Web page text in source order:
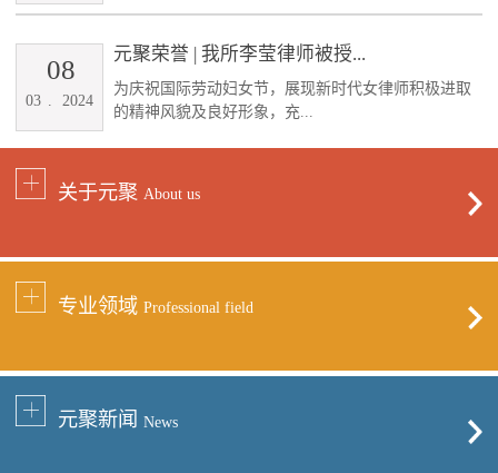
元聚荣誉 | 我所李莹律师被授...
为庆祝国际劳动妇女节，展现新时代女律师积极进取
的精神风貌及良好形象，充...
03 2024
08
关于元聚 About us
专业领域 Professional field
元聚新闻 News